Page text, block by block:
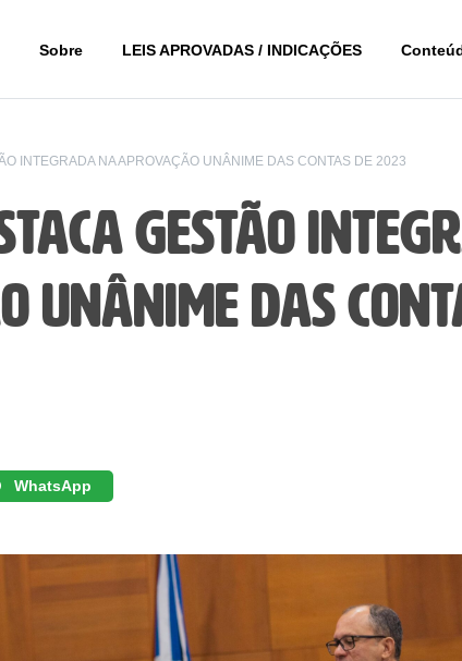
Sobre LEIS APROVADAS / INDICAÇÕES
INTEGRADA NA APROVAÇÃO UNÂNIME DAS CONTAS DE 2023
gestão
unânime das
WhatsApp